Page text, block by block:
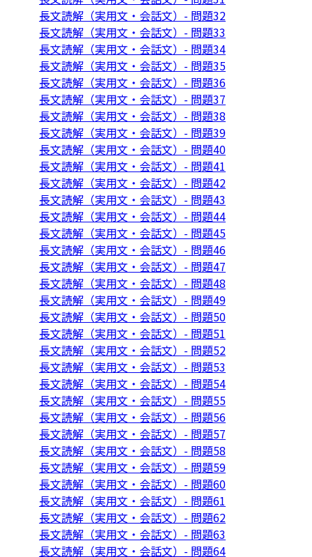
長文読解（実用文・会話文）- 問題32
長文読解（実用文・会話文）- 問題33
長文読解（実用文・会話文）- 問題34
長文読解（実用文・会話文）- 問題35
長文読解（実用文・会話文）- 問題36
長文読解（実用文・会話文）- 問題37
長文読解（実用文・会話文）- 問題38
長文読解（実用文・会話文）- 問題39
長文読解（実用文・会話文）- 問題40
長文読解（実用文・会話文）- 問題41
長文読解（実用文・会話文）- 問題42
長文読解（実用文・会話文）- 問題43
長文読解（実用文・会話文）- 問題44
長文読解（実用文・会話文）- 問題45
長文読解（実用文・会話文）- 問題46
長文読解（実用文・会話文）- 問題47
長文読解（実用文・会話文）- 問題48
長文読解（実用文・会話文）- 問題49
長文読解（実用文・会話文）- 問題50
長文読解（実用文・会話文）- 問題51
長文読解（実用文・会話文）- 問題52
長文読解（実用文・会話文）- 問題53
長文読解（実用文・会話文）- 問題54
長文読解（実用文・会話文）- 問題55
長文読解（実用文・会話文）- 問題56
長文読解（実用文・会話文）- 問題57
長文読解（実用文・会話文）- 問題58
長文読解（実用文・会話文）- 問題59
長文読解（実用文・会話文）- 問題60
長文読解（実用文・会話文）- 問題61
長文読解（実用文・会話文）- 問題62
長文読解（実用文・会話文）- 問題63
長文読解（実用文・会話文）- 問題64